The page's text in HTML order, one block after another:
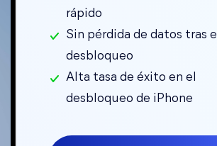
rápido
Sin pérdida de datos tras el
desbloqueo
Alta tasa de éxito en el
desbloqueo de iPhone